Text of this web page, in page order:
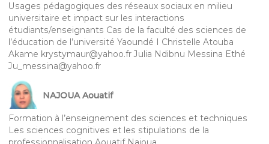
Usages pédagogiques des réseaux sociaux en milieu
universitaire et impact sur les interactions
étudiants/enseignants Cas de la faculté des sciences de
l’éducation de l’université Yaoundé I Christelle Atouba
Akame krystymaur@yahoo.fr Julia Ndibnu Messina Ethé
Ju_messina@yahoo.fr
NAJOUA Aouatif
Formation à l’enseignement des sciences et techniques
Les sciences cognitives et les stipulations de la